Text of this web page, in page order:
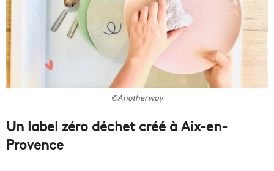
©Anotherway
Un label zéro déchet créé à Aix-en-
Provence